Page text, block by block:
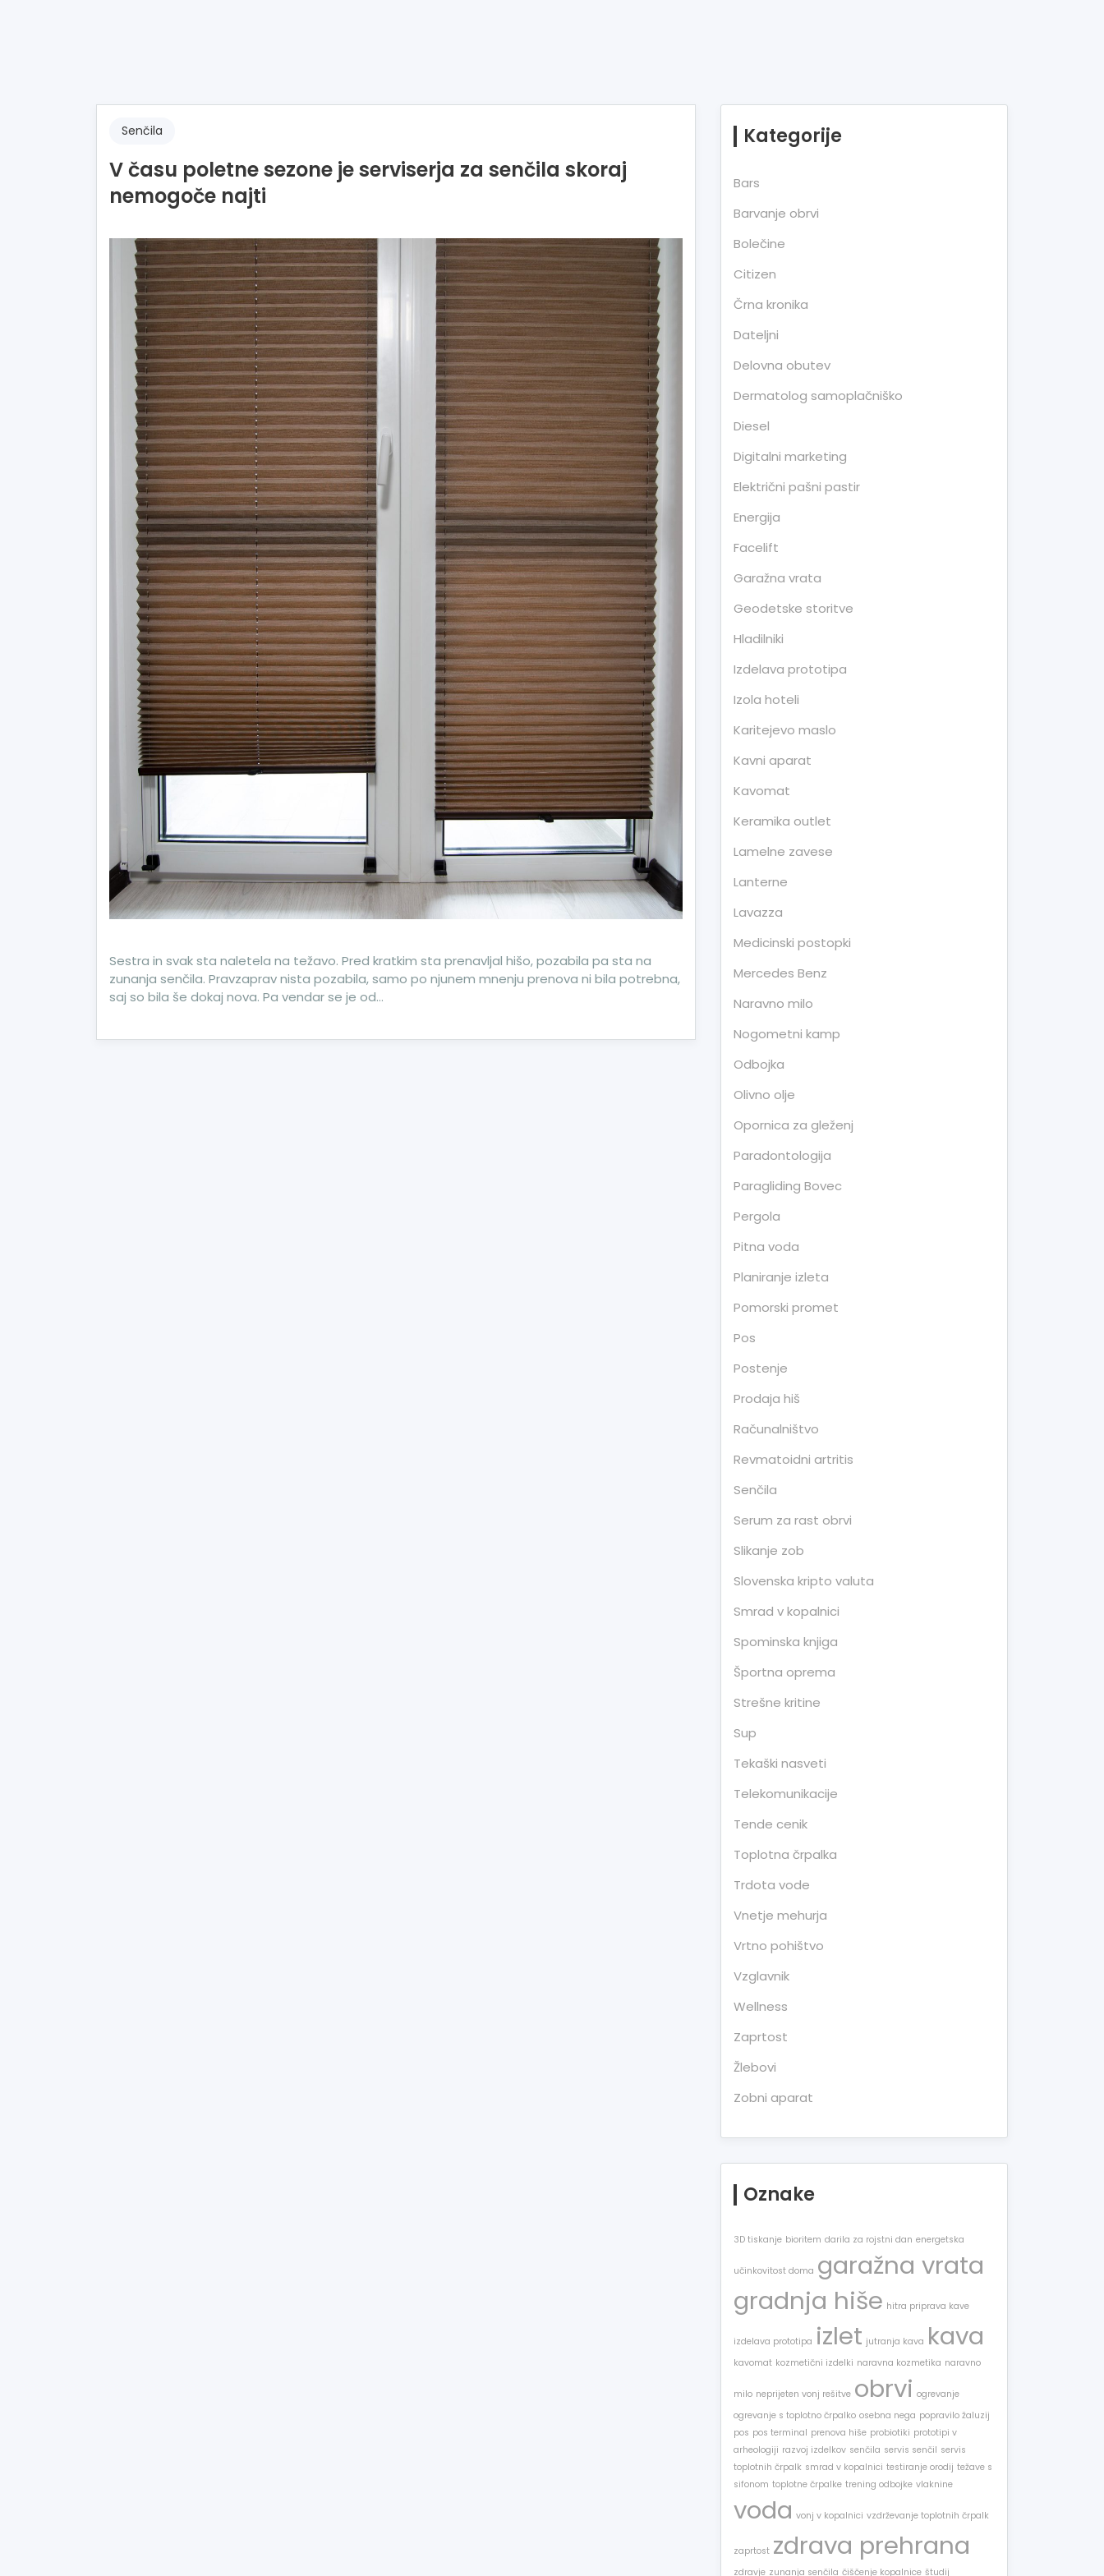
Senčila
V času poletne sezone je serviserja za senčila skoraj
nemogoče najti
Sestra in svak sta naletela na težavo. Pred kratkim sta prenavljal hišo, pozabila pa sta na
zunanja senčila. Pravzaprav nista pozabila, samo po njunem mnenju prenova ni bila potrebna,
saj so bila še dokaj nova. Pa vendar se je od…
Kategorije
Bars
Barvanje obrvi
Bolečine
Citizen
Črna kronika
Dateljni
Delovna obutev
Dermatolog samoplačniško
Diesel
Digitalni marketing
Električni pašni pastir
Energija
Facelift
Garažna vrata
Geodetske storitve
Hladilniki
Izdelava prototipa
Izola hoteli
Karitejevo maslo
Kavni aparat
Kavomat
Keramika outlet
Lamelne zavese
Lanterne
Lavazza
Medicinski postopki
Mercedes Benz
Naravno milo
Nogometni kamp
Odbojka
Olivno olje
Opornica za gleženj
Paradontologija
Paragliding Bovec
Pergola
Pitna voda
Planiranje izleta
Pomorski promet
Pos
Postenje
Prodaja hiš
Računalništvo
Revmatoidni artritis
Senčila
Serum za rast obrvi
Slikanje zob
Slovenska kripto valuta
Smrad v kopalnici
Spominska knjiga
Športna oprema
Strešne kritine
Sup
Tekaški nasveti
Telekomunikacije
Tende cenik
Toplotna črpalka
Trdota vode
Vnetje mehurja
Vrtno pohištvo
Vzglavnik
Wellness
Zaprtost
Žlebovi
Zobni aparat
Oznake
3D tiskanje bioritem darila za rojstni dan energetska
učinkovitost doma garažna vrata
gradnja hiše hitra priprava kave
izdelava prototipa izlet jutranja kava kava
kavomat kozmetični izdelki naravna kozmetika naravno
milo neprijeten vonj rešitve obrvi ogrevanje
ogrevanje s toplotno črpalko osebna nega popravilo žaluzij
pos pos terminal prenova hiše probiotiki prototipi v
arheologiji razvoj izdelkov senčila servis senčil servis
toplotnih črpalk smrad v kopalnici testiranje orodij težave s
sifonom toplotne črpalke trening odbojke vlaknine
voda vonj v kopalnici vzdrževanje toplotnih črpalk
zaprtost zdrava prehrana
zdravje zunanja senčila čiščenje kopalnice študij